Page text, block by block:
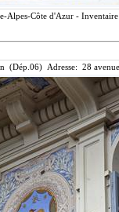
Alpes-Côte d'Azur -
(Dép.06) Adresse: 28